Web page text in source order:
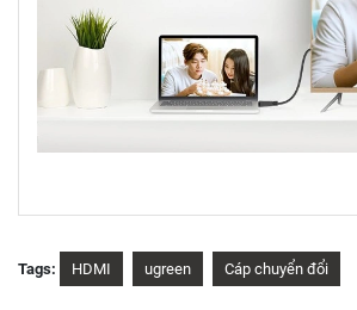
Tags: HDMI ugreen Cáp chuyển đổi